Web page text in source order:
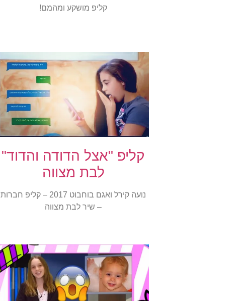
קליפ מושקע ומהמם!
קליפ "אצל הדודה והדוד"
לבת מצווה
נועה קירל ואגם בוחבוט 2017 – קליפ חברות
– שיר לבת מצווה